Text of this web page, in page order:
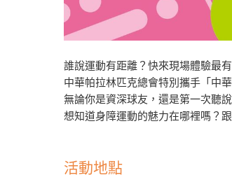
誰說運動有距離？快來現場體驗最
中華帕拉林匹克總會特別攜手「中
無論你是資深球友，還是第一次聽
想知道身障運動的魅力在哪裡嗎？
活動地點